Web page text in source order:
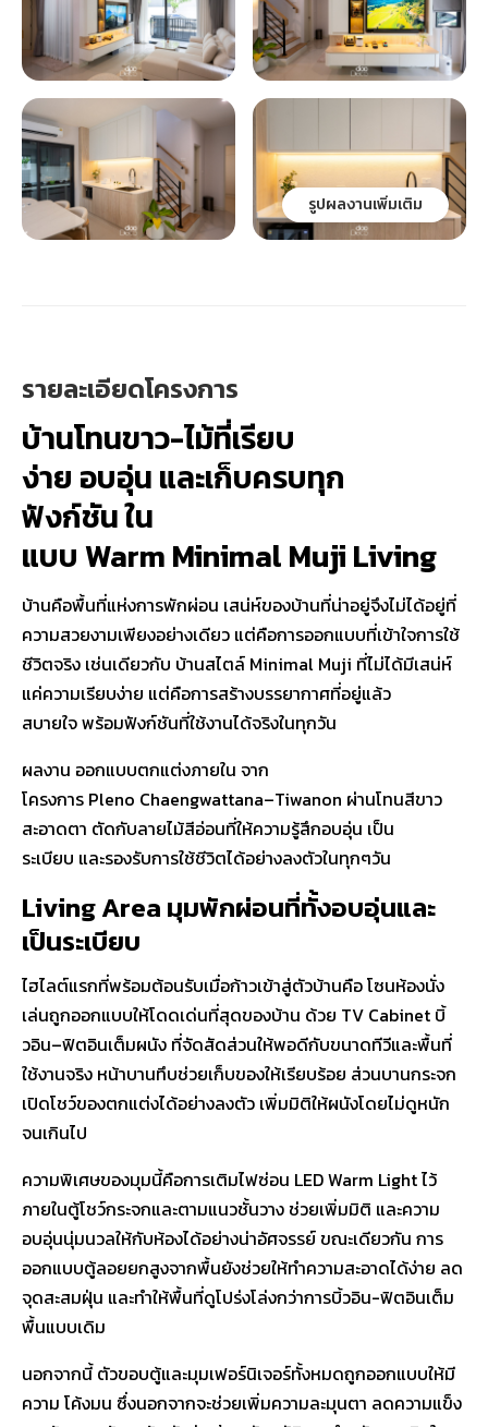
รูปผลงานเพิ่มเติม
รายละเอียดโครงการ
บ้านโทนขาว-ไม้ที่เรียบ
ง่าย อบอุ่น และเก็บครบทุก
ฟังก์ชัน ใน
แบบ Warm Minimal Muji Living
บ้านคือพื้นที่แห่งการพักผ่อน เสน่ห์ของบ้านที่น่าอยู่จึงไม่ได้อยู่ที่
ความสวยงามเพียงอย่างเดียว แต่คือการออกแบบที่เข้าใจการใช้
ชีวิตจริง เช่นเดียวกับ บ้านสไตล์ Minimal Muji ที่ไม่ได้มีเสน่ห์
แค่ความเรียบง่าย แต่คือการสร้างบรรยากาศที่อยู่แล้ว
สบายใจ พร้อมฟังก์ชันที่ใช้งานได้จริงในทุกวัน
ผลงาน ออกแบบตกแต่งภายใน จาก
โครงการ Pleno Chaengwattana–Tiwanon ผ่านโทนสีขาว
สะอาดตา ตัดกับลายไม้สีอ่อนที่ให้ความรู้สึกอบอุ่น เป็น
ระเบียบ และรองรับการใช้ชีวิตได้อย่างลงตัวในทุกๆวัน
Living Area มุมพักผ่อนที่ทั้งอบอุ่นและ
เป็นระเบียบ
ไฮไลต์แรกที่พร้อมต้อนรับเมื่อก้าวเข้าสู่ตัวบ้านคือ โซนห้องนั่ง
เล่นถูกออกแบบให้โดดเด่นที่สุดของบ้าน ด้วย TV Cabinet บิ้
วอิน–ฟิตอินเต็มผนัง ที่จัดสัดส่วนให้พอดีกับขนาดทีวีและพื้นที่
ใช้งานจริง หน้าบานทึบช่วยเก็บของให้เรียบร้อย ส่วนบานกระจก
เปิดโชว์ของตกแต่งได้อย่างลงตัว เพิ่มมิติให้ผนังโดยไม่ดูหนัก
จนเกินไป
ความพิเศษของมุมนี้คือการเติมไฟซ่อน LED Warm Lightไว้
ภายในตู้โชว์กระจกและตามแนวชั้นวาง ช่วยเพิ่มมิติ และความ
อบอุ่นนุ่มนวลให้กับห้องได้อย่างน่าอัศจรรย์ ขณะเดียวกัน การ
ออกแบบตู้ลอยยกสูงจากพื้นยังช่วยให้ทำความสะอาดได้ง่าย ลด
จุดสะสมฝุ่น และทำให้พื้นที่ดูโปร่งโล่งกว่าการบิ้วอิน-ฟิตอินเต็ม
พื้นแบบเดิม
นอกจากนี้ ตัวขอบตู้และมุมเฟอร์นิเจอร์ทั้งหมดถูกออกแบบให้มี
ความ โค้งมน ซึ่งนอกจากจะช่วยเพิ่มความละมุนตา ลดความแข็ง